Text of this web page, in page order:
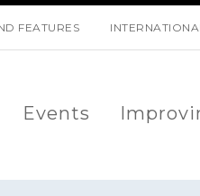
FEATURES
Events